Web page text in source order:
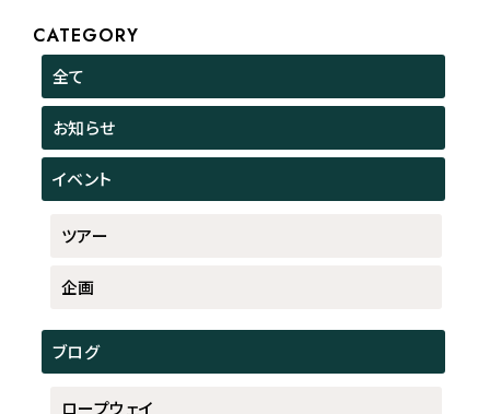
CATEGORY
全て
お知らせ
イベント
ツアー
企画
ブログ
ロープウェイ